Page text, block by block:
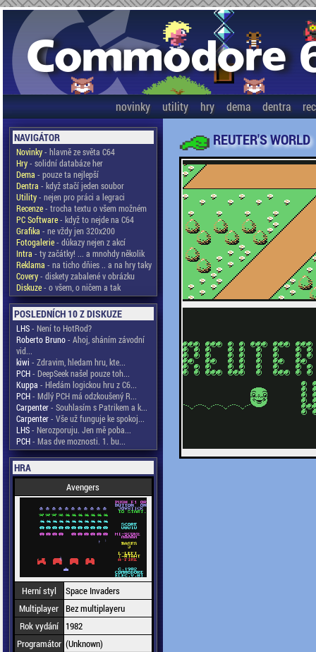
novinky utility hry dema dentra
NAVIGÁTOR
Novinky- hlavně ze světa C64
Hry- solidní databáze her
Dema - pouze ta nejlepší
Dentra - když stačí jeden soubor
Utility- nejen pro práci a legraci
Recenze- trocha textu o všem možném
PC Software- když to nejde na C64
Grafika - ne vždy jen 320x200
Fotogalerie- důkazy nejen z akcí
Intra - ty začátky! ... a mnohdy několik
Reklama - na ticho dňies .. a na hry taky
Covery- diskety zabalené v obrázku
Diskuze- o všem, o ničem a tak
POSLEDNÍCH 10 Z DISKUZE
LHS- Není to HotRod?
Roberto Bruno- Ahoj, sháním závodní
vid...
kiwi - Zdravim, hledam hru, kte...
PCH- DeepSeek našel pouze toh...
Kuppa - Hledám logickou hru z C6...
PCH- Mdlý PCH má odzkoušený R...
Carpenter- Souhlasím s Patrikem a k...
Carpenter- Vše už funguje ke spokoj...
LHS- Nerozporuju. Jen mě poba...
PCH- Mas dve moznosti. 1. bu...
HRA
Avengers
Herní styl
Space Invaders
Multiplayer Bez multiplayeru
Rok vydání
1982
Programátor (Unknown)
REUTER'S WORLD